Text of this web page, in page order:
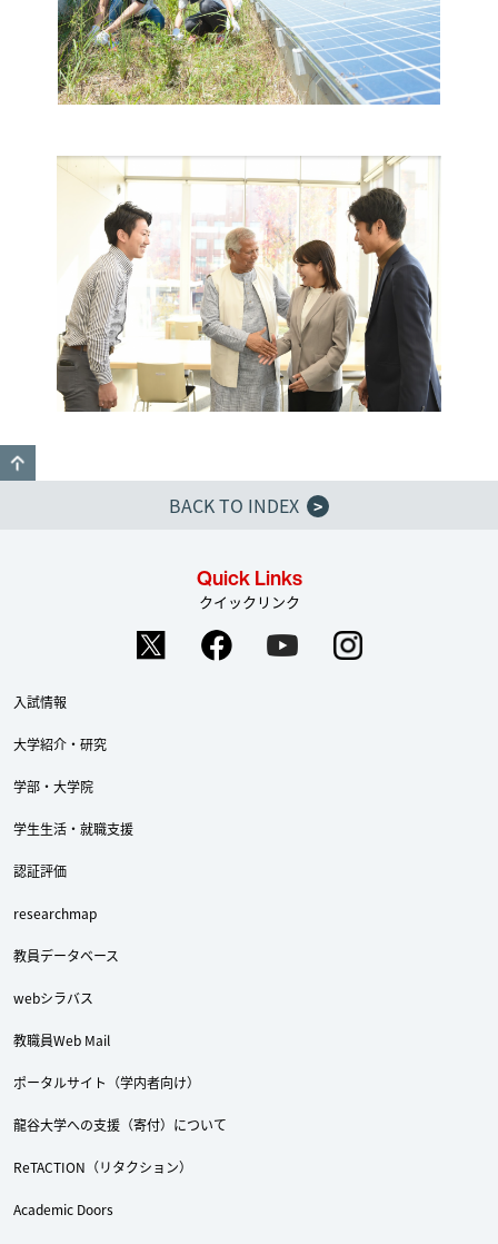
BACK TO INDEX
>
Quick Links
クイックリンク
入試情報
大学紹介・研究
学部・大学院
学生生活・就職支援
認証評価
researchmap
教員データベース
webシラバス
教職員Web Mail
ポータルサイト（学内者向け）
龍谷大学への支援（寄付）について
ReTACTION（リタクション）
Academic Doors